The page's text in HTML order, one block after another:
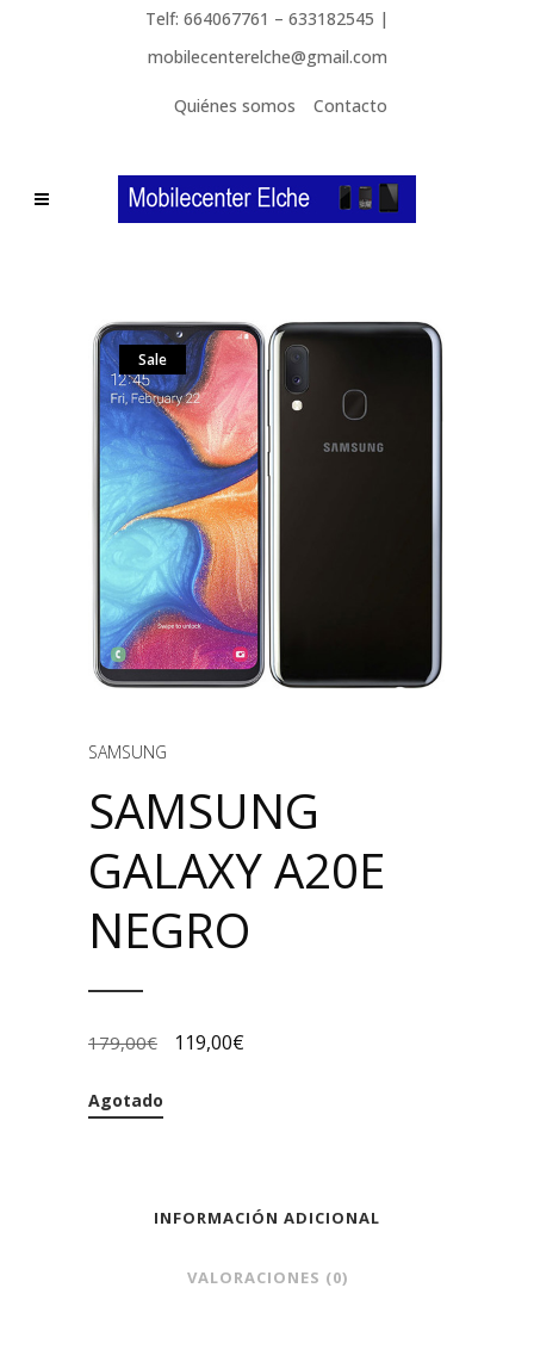
Telf: 664067761 – 633182545 |
mobilecenterelche@gmail.com
Quiénes somos Contacto
Sale
SAMSUNG
SAMSUNG
GALAXY A20E
NEGRO
179,00€ 119,00€
Agotado
INFORMACIÓN ADICIONAL
VALORACIONES (0)